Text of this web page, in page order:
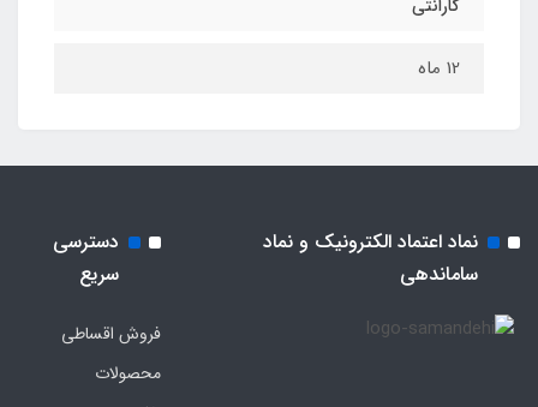
گارانتی
12 ماه
نماد اعتماد الکترونیک و نماد
ساماندهی
دسترسی
سریع
فروش اقساطی
محصولات